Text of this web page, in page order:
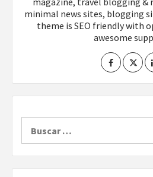
minimal news sites, blogging
theme is SEO friendly with
awesome